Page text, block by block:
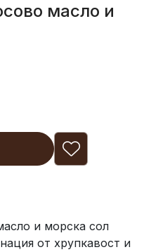
масло и
и морска сол
от хрупкавост и